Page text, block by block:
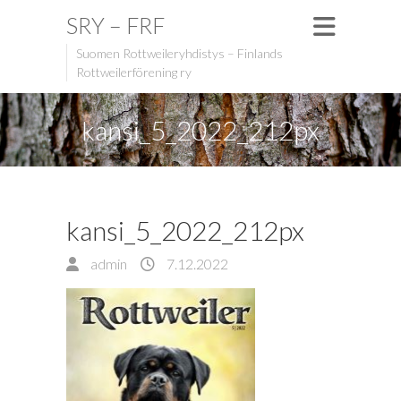
SRY – FRF
Suomen Rottweileryhdistys – Finlands
Rottweilerförening ry
kansi_5_2022_212px
kansi_5_2022_212px
admin 7.12.2022